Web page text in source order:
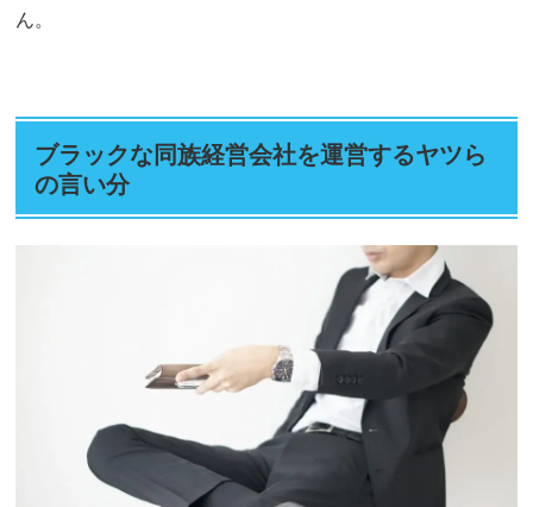
ん。
ブラックな同族経営会社を運営するヤツら
の言い分